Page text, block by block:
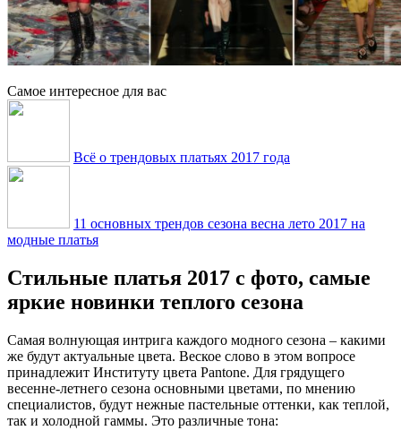
Самое интересное для вас
Всё о трендовых платьях 2017 года
11 основных трендов сезона весна лето 2017 на
модные платья
Стильные платья 2017 с фото, самые
яркие новинки теплого сезона
Самая волнующая интрига каждого модного сезона – какими
же будут актуальные цвета. Веское слово в этом вопросе
принадлежит Институту цвета Pantone. Для грядущего
весенне-летнего сезона основными цветами, по мнению
специалистов, будут нежные пастельные оттенки, как теплой,
так и холодной гаммы. Это различные тона: